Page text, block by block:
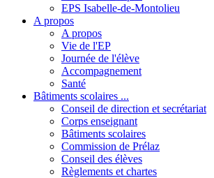
EPS Isabelle-de-Montolieu
A propos
A propos
Vie de l'EP
Journée de l'élève
Accompagnement
Santé
Bâtiments scolaires ...
Conseil de direction et secrétariat
Corps enseignant
Bâtiments scolaires
Commission de Prélaz
Conseil des élèves
Règlements et chartes